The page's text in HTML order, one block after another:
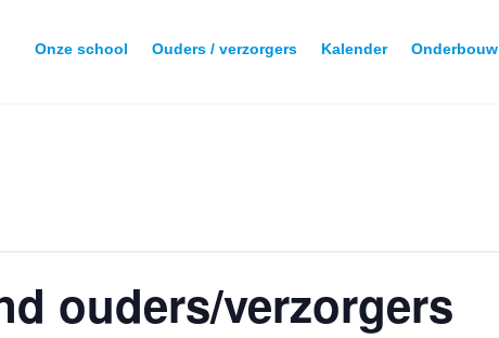
Onze school Ouders / verzorgers Kalender Onderbouw
ouders/verzorgers